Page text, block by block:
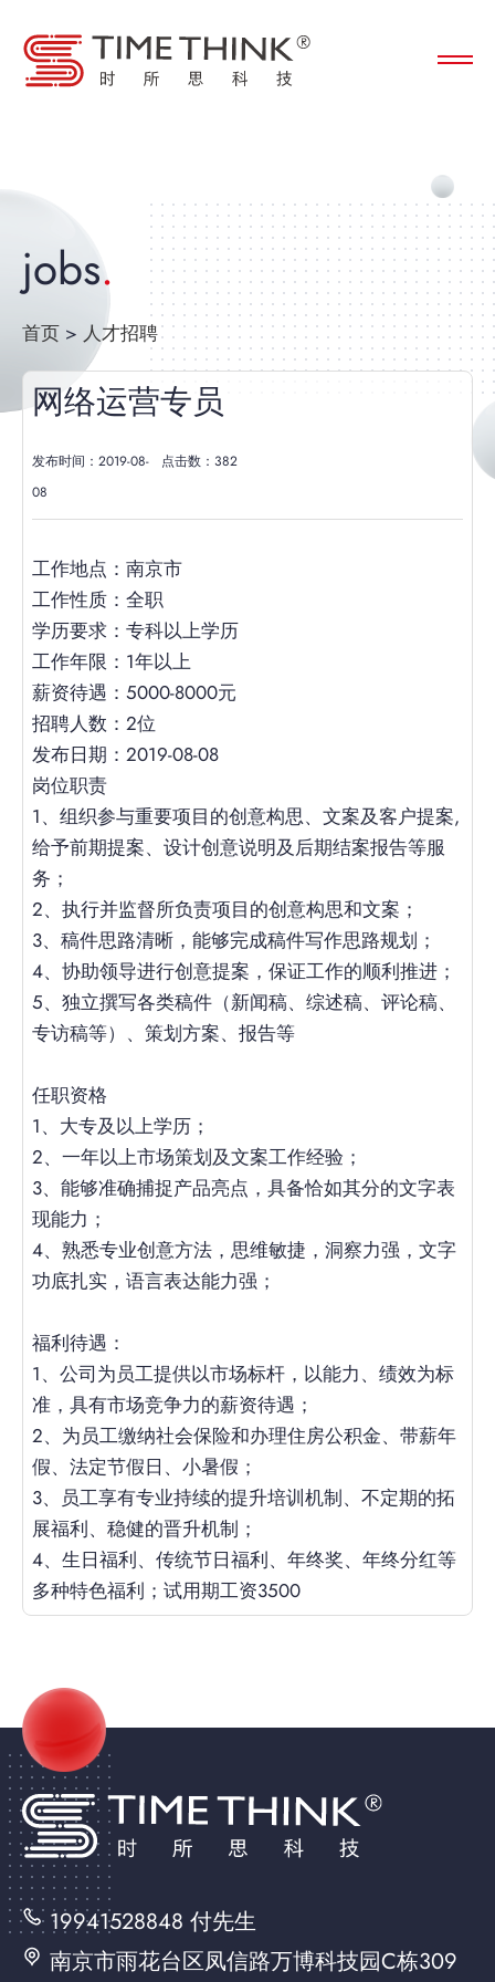
jobs
首页 > 人才招聘
网络运营专员
发布时间：2019-08-
08
点击数：382
工作地点：南京市
工作性质：全职
学历要求：专科以上学历
工作年限：1年以上
薪资待遇：5000-8000元
招聘人数：2位
发布日期：2019-08-08
岗位职责
1、组织参与重要项目的创意构思、文案及客户提案,
给予前期提案、设计创意说明及后期结案报告等服
务；
2、执行并监督所负责项目的创意构思和文案；
3、稿件思路清晰，能够完成稿件写作思路规划；
4、协助领导进行创意提案，保证工作的顺利推进；
5、独立撰写各类稿件（新闻稿、综述稿、评论稿、
专访稿等）、策划方案、报告等
任职资格
1、大专及以上学历；
2、一年以上市场策划及文案工作经验；
3、能够准确捕捉产品亮点，具备恰如其分的文字表
现能力；
4、熟悉专业创意方法，思维敏捷，洞察力强，文字
功底扎实，语言表达能力强；
福利待遇：
1、公司为员工提供以市场标杆，以能力、绩效为标
准，具有市场竞争力的薪资待遇；
2、 为员工缴纳社会保险和办理住房公积金、带薪年
假、法定节假日、小暑假；
3、
员工享有专业持续的提升培训机制、不定期的拓
展福利、稳健的晋升机制；
4、生日福利、传统节日福利、年终奖、年终分红等
多种特色福利；试用期工资3500
19941528848 付先生
南京市雨花台区凤信路万博科技园C栋309